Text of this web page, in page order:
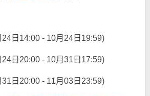
日14:00 - 10月24日19:59)
日20:00 - 10月31日17:59)
日20:00 - 11月03日23:59)